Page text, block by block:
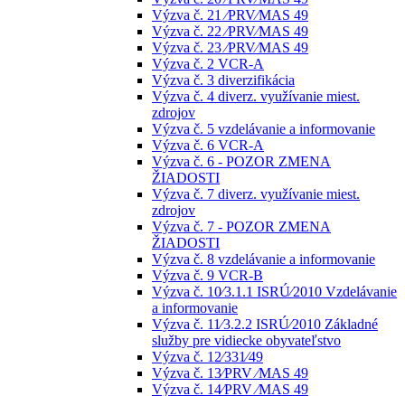
Výzva č. 21 ⁄PRV⁄MAS 49
Výzva č. 22 ⁄PRV⁄MAS 49
Výzva č. 23 ⁄PRV⁄MAS 49
Výzva č. 2 VCR-A
Výzva č. 3 diverzifikácia
Výzva č. 4 diverz. využívanie miest.
zdrojov
Výzva č. 5 vzdelávanie a informovanie
Výzva č. 6 VCR-A
Výzva č. 6 - POZOR ZMENA
ŽIADOSTI
Výzva č. 7 diverz. využívanie miest.
zdrojov
Výzva č. 7 - POZOR ZMENA
ŽIADOSTI
Výzva č. 8 vzdelávanie a informovanie
Výzva č. 9 VCR-B
Výzva č. 10⁄3.1.1 ISRÚ⁄2010 Vzdelávanie
a informovanie
Výzva č. 11⁄3.2.2 ISRÚ⁄2010 Základné
služby pre vidiecke obyvateľstvo
Výzva č. 12⁄331⁄49
Výzva č. 13⁄PRV ⁄MAS 49
Výzva č. 14⁄PRV ⁄MAS 49